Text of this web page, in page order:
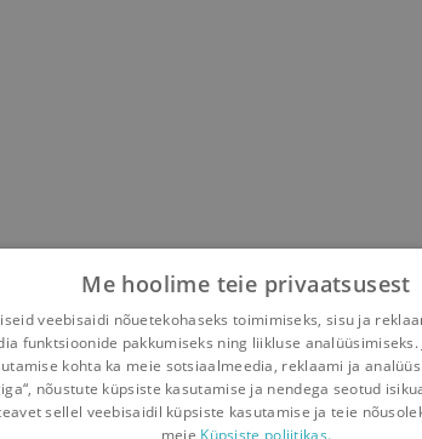
Me hoolime teie privaatsusest
veebisaidi nõuetekohaseks toimimiseks, sisu ja
funktsioonide pakkumiseks ning liikluse
kohta ka meie sotsiaalmeedia, reklaami ja
nõustute küpsiste kasutamise ja nendega seotud
sellel veebisaidil küpsiste kasutamise ja teie
meie Küpsiste poliitikas.